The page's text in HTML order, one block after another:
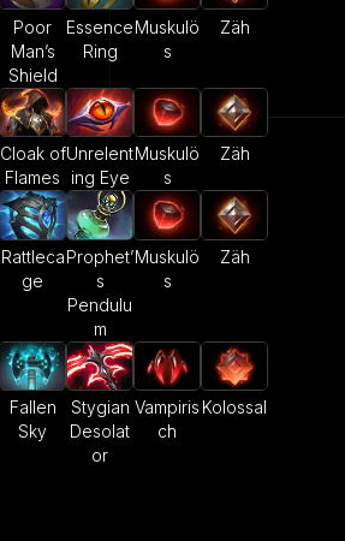
Poor
Man’s
Shield
Essence
Ring
Muskulö
s
Zäh
Cloak of
Flames
Unrelent
ing Eye
Muskulö
s
Zäh
Rattleca
ge
Prophet’
s
Pendulu
m
Muskulö
s
Zäh
Fallen
Sky
Stygian
Desolat
or
Vampiris
ch
Kolossal